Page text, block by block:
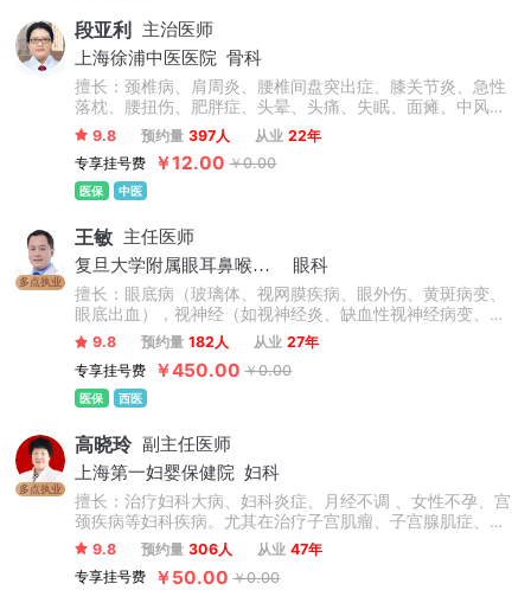
段亚利 主治医师
上海徐浦中医医院 骨科
擅长：颈椎病、肩周炎、腰椎间盘突出症、膝关节炎、急性
落枕、腰扭伤、肥胖症、头晕、头痛、失眠、面瘫、中风偏
瘫后遗症、脊柱侧弯、高低肩、长短腿、骨盆倾斜、上下交
叉综合症、强直性脊柱炎、颈肩腰腿疼痛类疾病及脊柱健康
管理等相关疾病。
9.8 预约量 397人 从业 22年
专享挂号费
￥12.00 ￥0.00
医保 中医
多点执业
王敏 主任医师
复旦大学附属眼耳鼻喉科医院
眼科
擅长：眼底病（玻璃体、视网膜疾病、眼外伤、黄斑病变、
眼底出血），视神经（如视神经炎、缺血性视神经病变、视
神经脊髓炎、Leber遗传性视神经病变、瞳孔异常）。
9.8 预约量 182人 从业 27年
专享挂号费
￥450.00 ￥0.00
医保 西医
多点执业
高晓玲 副主任医师
上海第一妇婴保健院 妇科
擅长：治疗妇科大病、妇科炎症、月经不调 、女性不孕、宫
颈疾病等妇科疾病。尤其在治疗子宫肌瘤、子宫腺肌症、子
宫内膜异位症等方面拥有丰富的临床诊疗经验和见解。
9.8 预约量 306人 从业 47年
专享挂号费
￥50.00 ￥0.00